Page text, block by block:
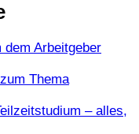
Arbeitgeber
Thema
– alles,